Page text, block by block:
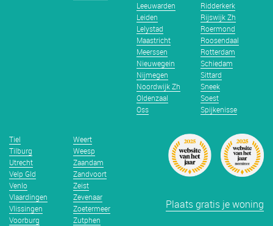
Leeuwarden
Leiden
Lelystad
Maastricht
Meerssen
Nieuwegein
Nijmegen
Noordwijk Zh
Oldenzaal
Oss
Ridderkerk
Rijswijk Zh
Roermond
Roosendaal
Rotterdam
Schiedam
Sittard
Sneek
Soest
Spijkenisse
Tiel
Tilburg
Utrecht
Velp Gld
Venlo
Vlaardingen
Vlissingen
Voorburg
Weert
Weesp
Zaandam
Zandvoort
Zeist
Zevenaar
Zoetermeer
Zutphen
Plaats gratis je woning